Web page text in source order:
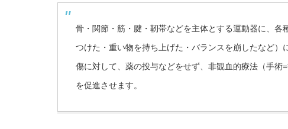
骨・関節・筋・腱・靭帯などを主体とする運動器に、
つけた・重い物を持ち上げた・バランスを崩したなど
傷に対して、薬の投与などをせず、非観血的療法（手
を促進させます。